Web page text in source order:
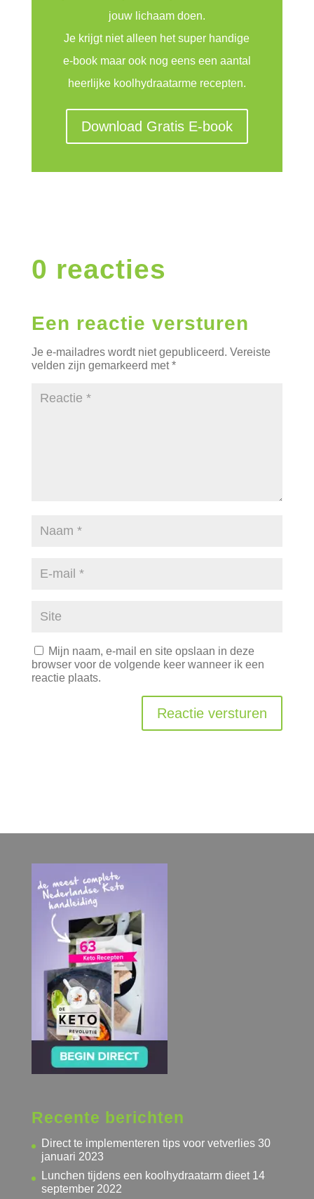
jouw lichaam doen.
Je krijgt niet alleen het super handige
e-book maar ook nog eens een aantal
heerlijke koolhydraatarme recepten.
Download Gratis E-book
0 reacties
Een reactie versturen
Je e-mailadres wordt niet gepubliceerd. Vereiste
velden zijn gemarkeerd met*
Mijn naam, e-mail en site opslaan in deze
browser voor de volgende keer wanneer ik een
reactie plaats.
Reactie versturen
Recente berichten
Direct te implementeren tips voor vetverlies 30
januari 2023
Lunchen tijdens een koolhydraatarm dieet 14
september 2022